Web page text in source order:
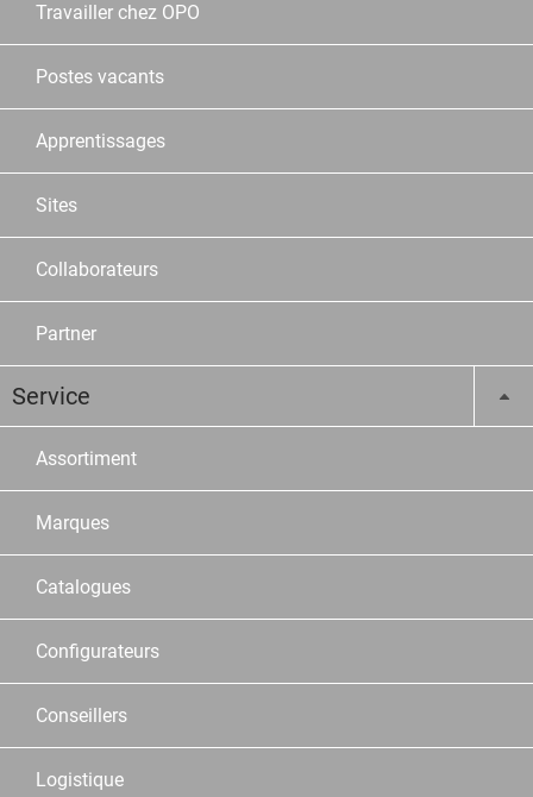
Travailler chez OPO
Postes vacants
Apprentissages
Sites
Collaborateurs
Partner
Service
Assortiment
Marques
Catalogues
Configurateurs
Conseillers
Logistique